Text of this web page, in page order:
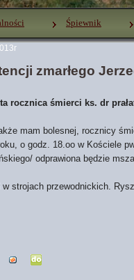
Śpiewnik
zmarłego
rocznica śmierci ks. dr
mam bolesnej, rocznicy
o godz. 18.oo w Kościele
odprawiona będzie
w strojach przewodnickich.